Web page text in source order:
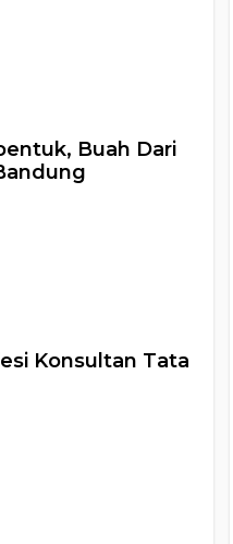
Buah Dari
Konsultan Tata